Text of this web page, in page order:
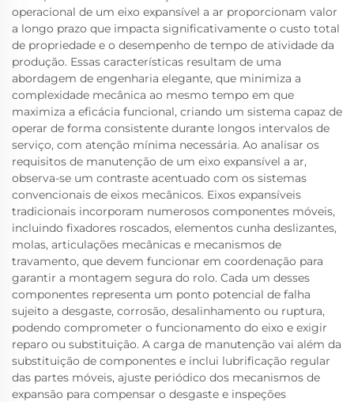
operacional de um eixo expansível a ar proporcionam valor
a longo prazo que impacta significativamente o custo total
de propriedade e o desempenho de tempo de atividade da
produção. Essas características resultam de uma
abordagem de engenharia elegante, que minimiza a
complexidade mecânica ao mesmo tempo em que
maximiza a eficácia funcional, criando um sistema capaz de
operar de forma consistente durante longos intervalos de
serviço, com atenção mínima necessária. Ao analisar os
requisitos de manutenção de um eixo expansível a ar,
observa-se um contraste acentuado com os sistemas
convencionais de eixos mecânicos. Eixos expansíveis
tradicionais incorporam numerosos componentes móveis,
incluindo fixadores roscados, elementos cunha deslizantes,
molas, articulações mecânicas e mecanismos de
travamento, que devem funcionar em coordenação para
garantir a montagem segura do rolo. Cada um desses
componentes representa um ponto potencial de falha
sujeito a desgaste, corrosão, desalinhamento ou ruptura,
podendo comprometer o funcionamento do eixo e exigir
reparo ou substituição. A carga de manutenção vai além da
substituição de componentes e inclui lubrificação regular
das partes móveis, ajuste periódico dos mecanismos de
expansão para compensar o desgaste e inspeções